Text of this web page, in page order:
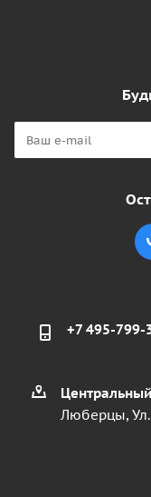
+7 495-799-
Люберцы,